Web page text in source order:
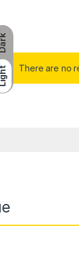
There are no